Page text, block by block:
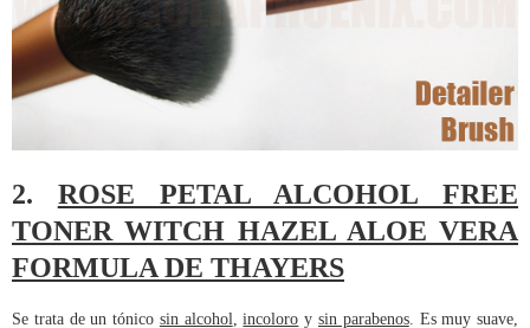
2. ROSE PETAL ALCOHOL FREE
TONER WITCH HAZEL ALOE VERA
FORMULA DE THAYERS
Se trata de un tónico sin alcohol,incoloro y sin parabenos. Es muy suave,